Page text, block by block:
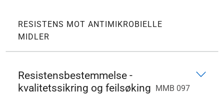
RESISTENS MOT ANTIMIKROBIELLE
MIDLER
Resistensbestemmelse -
kvalitetssikring og feilsøking
MMB 097